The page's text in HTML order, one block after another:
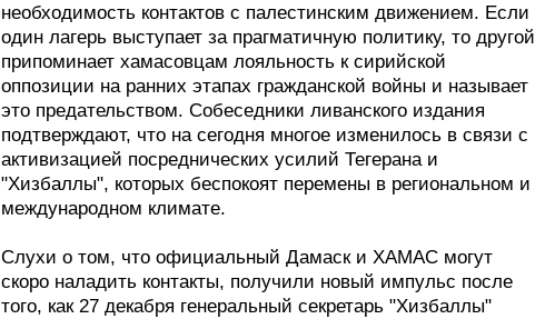
необходимость контактов с палестинским движением. Если
один лагерь выступает за прагматичную политику, то другой
припоминает хамасовцам лояльность к сирийской
оппозиции на ранних этапах гражданской войны и называет
это предательством. Собеседники ливанского издания
подтверждают, что на сегодня многое изменилось в связи с
активизацией посреднических усилий Тегерана и
"Хизбаллы", которых беспокоят перемены в региональном и
международном климате.
Слухи о том, что официальный Дамаск и ХАМАС могут
скоро наладить контакты, получили новый импульс после
того, как 27 декабря генеральный секретарь "Хизбаллы"